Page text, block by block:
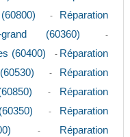
-
Réparation
grand (60360)
-
(60400) - Réparation
-
Réparation
-
Réparation
-
Réparation
-
Réparation